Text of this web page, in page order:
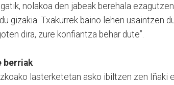
nolakoa den jabeak berehala
gizakia. Txakurrek baino lehen usaintzen
dira, zure konfiantza behar dute”.
berriak
lasterketetan asko ibiltzen zen Iñaki